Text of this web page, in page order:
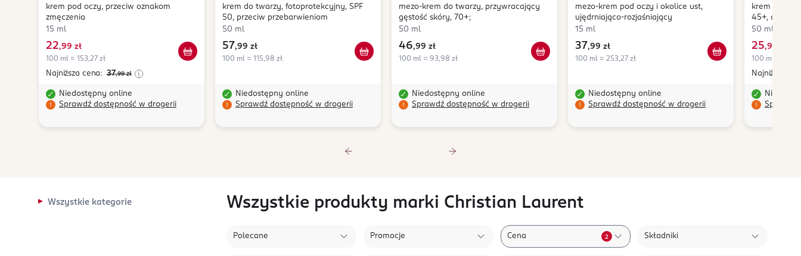
Luminosité
krem pod oczy, przeciw oznakom
zmęczenia
15 ml
22,99 zł
100 ml = 153,27 zł
Najniższa cena: 37,99 zł
Niedostępny online
Sprawdź dostępność w drogerii
Luminosité
krem do twarzy, fotoprotekcyjny, SPF
50, przeciw przebarwieniom
50 ml
57,99 zł
100 ml = 115,98 zł
Niedostępny online
Sprawdź dostępność w drogerii
Dermoprecision
mezo-krem do twarzy, przywracający
gęstość skóry, 70+;
50 ml
46,99 zł
100 ml = 93,98 zł
Niedostępny online
Sprawdź dostępność w drogerii
Dermoprecision
mezo-krem pod oczy i okolice ust,
ujędrniająco-rozjaśniający
15 ml
37,99 zł
100 ml = 253,27 zł
Niedostępny online
Sprawdź dostępność w drogerii
Beaute
krem do
45+, dzień/
50 ml
25,99 zł
100 ml = 51,98
Najniższa
Sprawdź
Wszystkie kategorie Wszystkie produkty marki Christian Laurent
Polecane Promocje Cena 2 Składniki